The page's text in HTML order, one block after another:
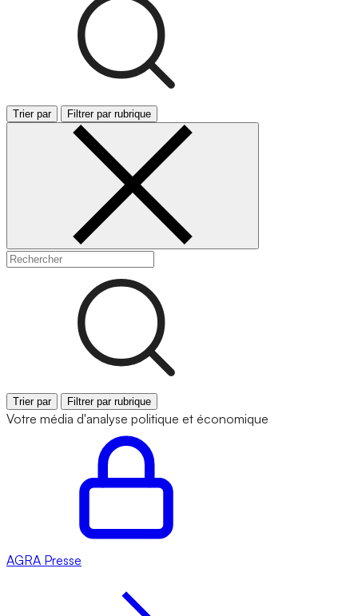
Trier par Filtrer par rubrique
Trier par Filtrer par rubrique
Votre média d'analyse politique et économique
AGRA Presse